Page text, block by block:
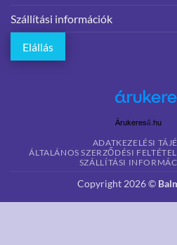
Szállítási információk
Elállás
Árukereső.hu
ADATKEZELÉSI
ÁLTALÁNOS SZERZŐDÉSI
SZÁLLÍTÁSI
Copyright 2026 ©